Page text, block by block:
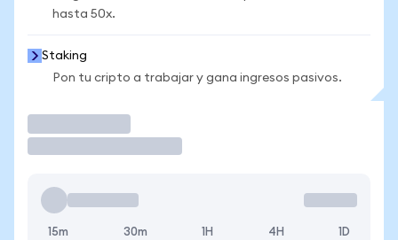
hasta 50x.
Staking
Pon tu cripto a trabajar y gana ingresos pasivos.
15m 30m 1H 4H 1D